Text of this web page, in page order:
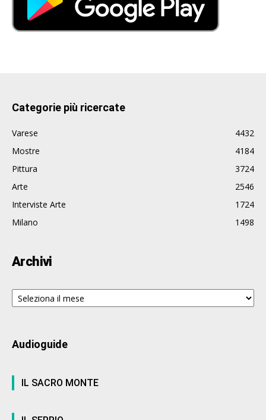
Categorie più ricercate
Varese
4432
Mostre
4184
Pittura
3724
Arte
2546
Interviste Arte
1724
Milano
1498
Archivi
Archivi
Audioguide
IL SACRO MONTE